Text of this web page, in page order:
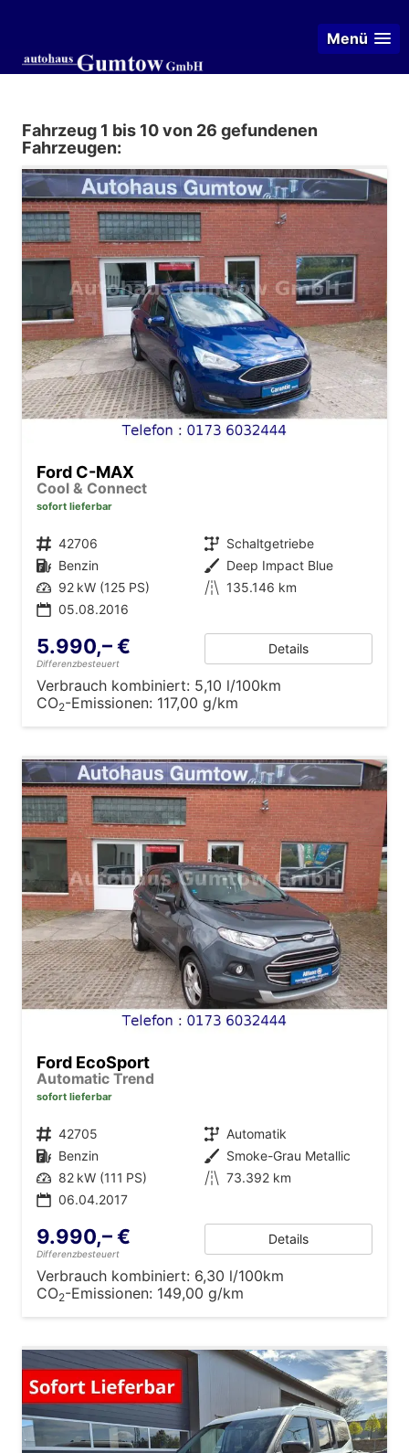
Menü
Fahrzeug 1 bis 10 von 26 gefundenen
Fahrzeugen:
Ford C-MAX
Cool & Connect
sofort lieferbar
Fahrzeugnr. 42706 Getriebe Schaltgetriebe
Kraftstoff Benzin Außenfarbe Deep Impact Blue
Leistung 92 kW (125 PS) Kilometerstand 135.146 km
05.08.2016
5.990,– €
Differenzbesteuert
Details
Verbrauch kombiniert: 5,10 l/100km
CO2-Emissionen: 117,00 g/km
Ford EcoSport
Automatic Trend
sofort lieferbar
Fahrzeugnr. 42705 Getriebe Automatik
Kraftstoff Benzin Außenfarbe Smoke-Grau Metallic
Leistung 82 kW (111 PS) Kilometerstand 73.392 km
06.04.2017
9.990,– €
Differenzbesteuert
Details
Verbrauch kombiniert: 6,30 l/100km
CO2-Emissionen: 149,00 g/km